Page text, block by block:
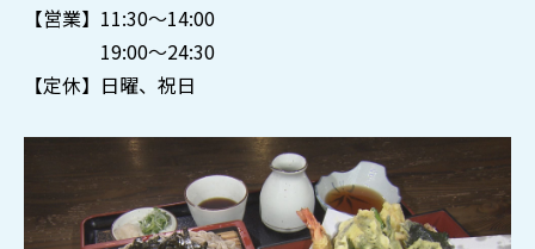
【営業】11:30～14:00
19:00～24:30
【定休】日曜、祝日